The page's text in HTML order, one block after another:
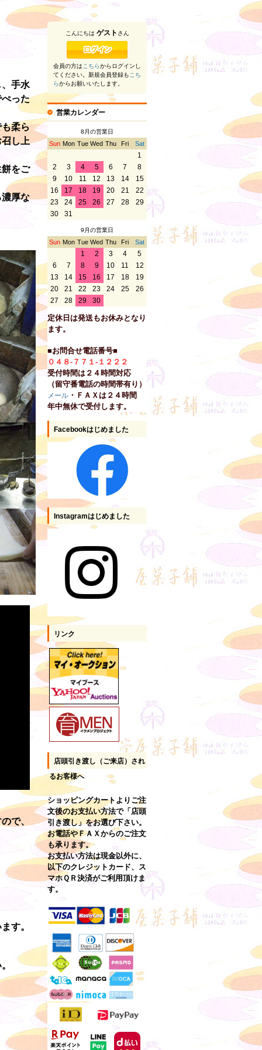
手水
った
柔ら
し上
をご
厚な
で、
す。
こんにちは ゲスト さん
会員の方はこちらからログインし
てください。新規会員登録もこち
らからお願いいたします。
営業カレンダー
8月の営業日
Sun Mon Tue Wed Thu Fri Sat
1
2
3 4 5 6 7
8
9
10 11 12 13 14
15
16
17 18 19 20 21
22
23
24 25 26 27 28
29
30
31
9月の営業日
Sun Mon Tue Wed Thu Fri Sat
1 2 3 4
5
6
7 8 9 10 11
12
13
14 15 16 17 18
19
20
21 22 23 24 25
26
27
28 29 30
定休日は発送もお休みとなり
ます。
■お問合せ電話番号■
０４８-７７１-１２２２
受付時間は２４時間対応
（留守番電話の時間帯有り）
メール ・ＦＡＸは２４時間
年中無休で受付します。
Facebookはじめました
Instagramはじめました
リンク
店頭引き渡し（ご来店）され
るお客様へ
ショッピングカートよりご注
文後のお支払い方法で「店頭
引き渡し」をお選び下さい。
お電話やＦＡＸからのご注文
も承ります。
お支払い方法は現金以外に、
以下のクレジットカード、ス
マホＱＲ決済がご利用頂けま
す。